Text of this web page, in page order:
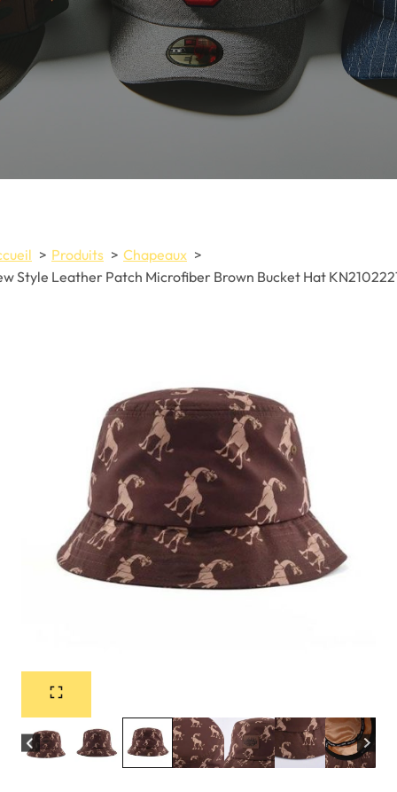
Produits
Chapeaux
Style Leather Patch Microfiber Brown Bucket Hat